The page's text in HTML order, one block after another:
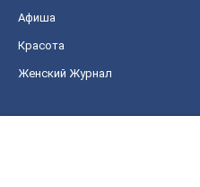
Афиша
Красота
Женский Журнал